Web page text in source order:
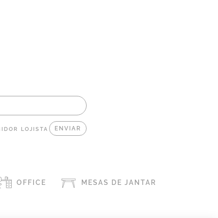
LOJISTA
OFFICE MESAS DE JANTAR